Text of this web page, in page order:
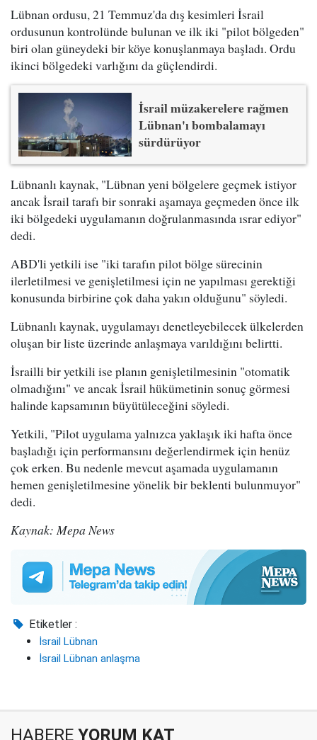
Lübnan ordusu, 21 Temmuz'da dış kesimleri İsrail
ordusunun kontrolünde bulunan ve ilk iki "pilot bölgeden"
biri olan güneydeki bir köye konuşlanmaya başladı. Ordu
ikinci bölgedeki varlığını da güçlendirdi.
İsrail müzakerelere rağmen
Lübnan'ı bombalamayı
sürdürüyor
Lübnanlı kaynak, "Lübnan yeni bölgelere geçmek istiyor
ancak İsrail tarafı bir sonraki aşamaya geçmeden önce ilk
iki bölgedeki uygulamanın doğrulanmasında ısrar ediyor"
dedi.
ABD'li yetkili ise "iki tarafın pilot bölge sürecinin
ilerletilmesi ve genişletilmesi için ne yapılması gerektiği
konusunda birbirine çok daha yakın olduğunu" söyledi.
Lübnanlı kaynak, uygulamayı denetleyebilecek ülkelerden
oluşan bir liste üzerinde anlaşmaya varıldığını belirtti.
İsrailli bir yetkili ise planın genişletilmesinin "otomatik
olmadığını" ve ancak İsrail hükümetinin sonuç görmesi
halinde kapsamının büyütüleceğini söyledi.
Yetkili, "Pilot uygulama yalnızca yaklaşık iki hafta önce
başladığı için performansını değerlendirmek için henüz
çok erken. Bu nedenle mevcut aşamada uygulamanın
hemen genişletilmesine yönelik bir beklenti bulunmuyor"
dedi.
Kaynak: Mepa News
Etiketler :
İsrail Lübnan
İsrail Lübnan anlaşma
HABERE YORUM KAT